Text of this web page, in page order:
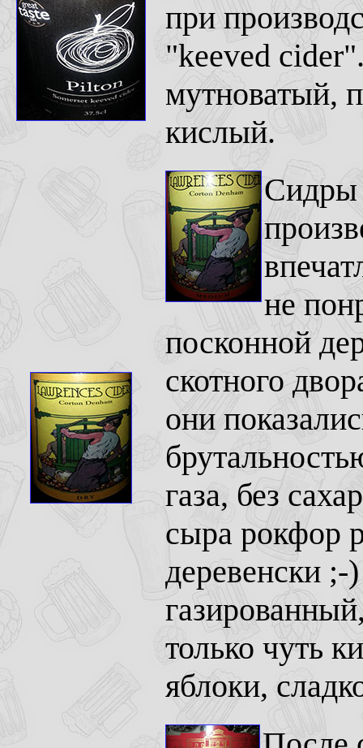
при
"keeved
мутноватый,
кислый.
Сидры
не
посконной
скотного
они
газа, без
сыра рокфор
деревенски
только чуть
яблоки,